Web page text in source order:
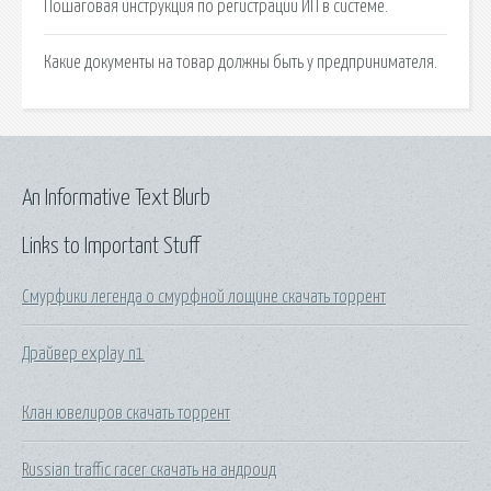
Пошаговая инструкция по регистрации ИП в системе.
Какие документы на товар должны быть у предпринимателя.
Links to Important Stuff
Смурфики легенда о смурфной лощине скачать торрент
Драйвер explay n1
Клан ювелиров скачать торрент
Russian traffic racer скачать на андроид
An Informative Text Blurb